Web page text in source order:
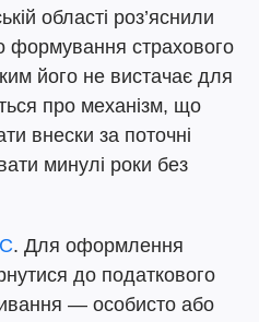
області роз’яснили
формування страхового
його не вистачає для
про механізм, що
внески за поточні
минулі роки без
. Для оформлення
до податкового
— особисто або